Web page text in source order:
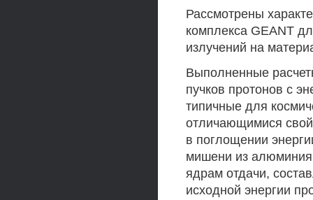
Рассмотрены
комплекса GEANT
излучений на
Выполненные
пучков протонов с
типичные для
отличающимися
в поглощении
мишени из алюминия
ядрам отдачи,
исходной энергии